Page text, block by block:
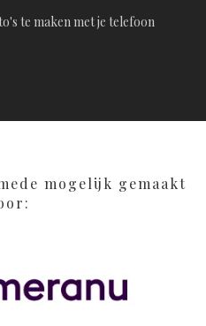
te maken met je telefoon
mogelijk gemaakt